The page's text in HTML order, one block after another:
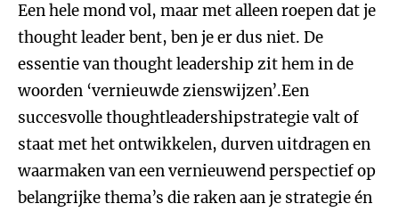
Een hele mond vol, maar met alleen roepen dat je
thought leader bent, ben je er dus niet. De
essentie van thought leadership zit hem in de
woorden ‘vernieuwde zienswijzen’.Een
succesvolle thoughtleadershipstrategie valt of
staat met het ontwikkelen, durven uitdragen en
waarmaken van een vernieuwend perspectief op
belangrijke thema’s die raken aan je strategie én